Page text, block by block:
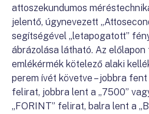
attoszekundumos
jelentő, úgynevezett
segítségével „letapogatott”
ábrázolása látható. Az
emlékérmék kötelező alaki
perem ívét követve – jobbra fent
felirat, jobbra lent a „7500”
„FORINT” felirat, balra lent a